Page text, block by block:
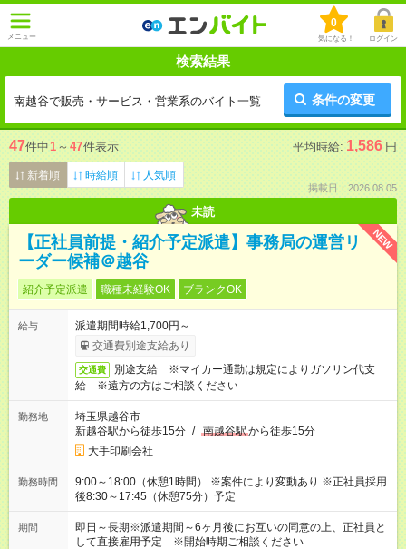
メニュー
0
気になる！ ログイン
検索結果
南越谷で販売・サービス・営業系のバイト一覧 条件の変更
47件中1 ～ 47件表示 平均時給: 1,586 円
新着順 時給順 人気順
掲載日：2026.08.05
未読
NEW
【正社員前提・紹介予定派遣】事務局の運営リ
ーダー候補＠越谷
紹介予定派遣 職種未経験OK ブランクOK
給与
派遣期間時給1,700円～
交通費別途支給あり
交通費
別途支給 ※マイカー通勤は規定によりガソリン代支
給 ※遠方の方はご相談ください
勤務地
埼玉県越谷市
新越谷駅から徒歩15分 / 南越谷駅から徒歩15分
大手印刷会社
勤務時間
9:00～18:00（休憩1時間） ※案件により変動あり ※正社員採用
後8:30～17:45（休憩75分）予定
期間
即日～長期※派遣期間～6ヶ月後にお互いの同意の上、正社員と
して直接雇用予定 ※開始時期ご相談ください